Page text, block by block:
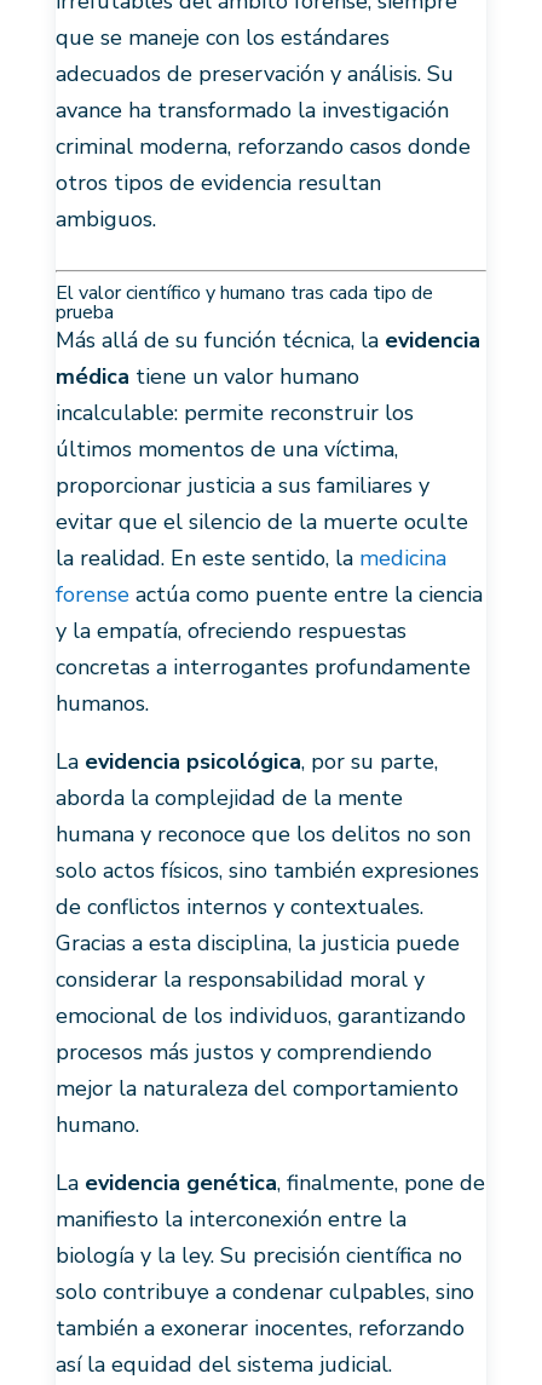
que se maneje con los estándares
adecuados de preservación y análisis. Su
avance ha transformado la investigación
criminal moderna, reforzando casos donde
otros tipos de evidencia resultan
ambiguos.
El valor científico y humano tras cada tipo de
prueba
Más allá de su función técnica, la evidencia
médica tiene un valor humano
incalculable: permite reconstruir los
últimos momentos de una víctima,
proporcionar justicia a sus familiares y
evitar que el silencio de la muerte oculte
la realidad. En este sentido, la medicina
forenseactúa como puente entre la ciencia
y la empatía, ofreciendo respuestas
concretas a interrogantes profundamente
humanos.
La evidencia psicológica, por su parte,
aborda la complejidad de la mente
humana y reconoce que los delitos no son
solo actos físicos, sino también expresiones
de conflictos internos y contextuales.
Gracias a esta disciplina, la justicia puede
considerar la responsabilidad moral y
emocional de los individuos, garantizando
procesos más justos y comprendiendo
mejor la naturaleza del comportamiento
humano.
La evidencia genética, finalmente, pone de
manifiesto la interconexión entre la
biología y la ley. Su precisión científica no
solo contribuye a condenar culpables, sino
también a exonerar inocentes, reforzando
así la equidad del sistema judicial.